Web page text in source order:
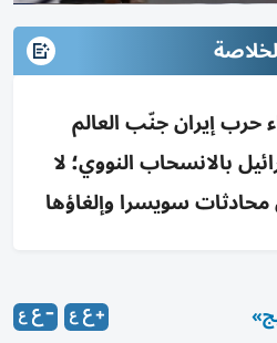
حرب إيران جنّب العالم
بالانسحاب النووي؛ لا
سويسرا وإلغاؤها